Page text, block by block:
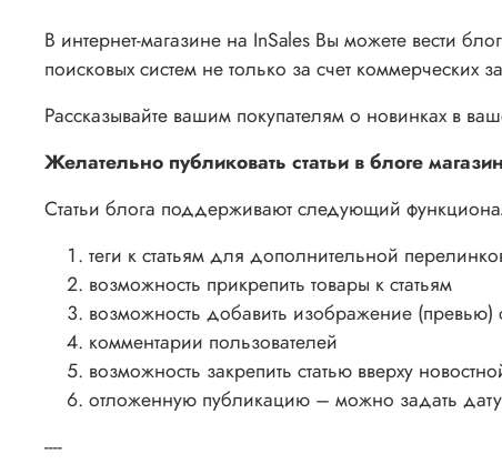
В интернет-магазине на InSales Вы можете вести
поисковых систем не только за счет
Рассказывайте вашим покупателям о новинках в
Желательно публиковать статьи в блоге
Статьи блога поддерживают следующий
теги к статьям для дополнительной
возможность прикрепить товары к статьям
возможность добавить изображение (превью)
комментарии пользователей
возможность закрепить статью вверху
отложенную публикацию – можно задать дату,
----